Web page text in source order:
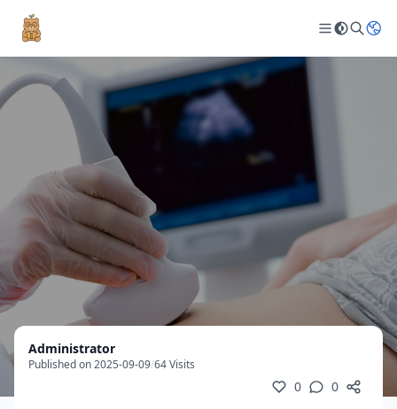
Administrator
Published on 2025-09-09/64 Visits
0 0